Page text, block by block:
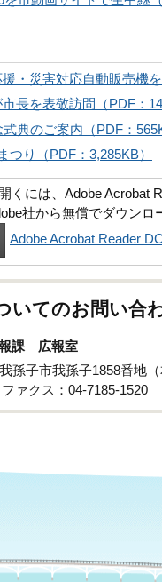
・災害対応自動販売機を
長を表敬訪問（PDF：
典のご案内（PDF：
つり（PDF：3,285KB）
くには、Adobe Acrobat
社から無償でダウンロ
Adobe Acrobat Reader
いてのお問い合
課 広報室
子市我孫子1858番地（
ァクス：04-7185-1520